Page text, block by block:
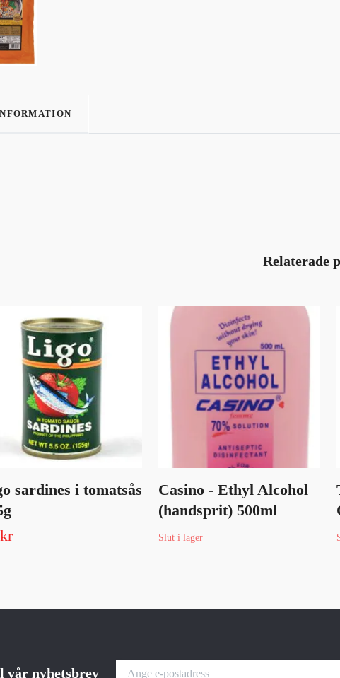
sardines i tomatsås
Casino - Ethyl Alcohol
(handsprit) 500ml
Slut i lager
vår nyhetsbrev